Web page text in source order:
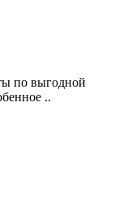
по выгодной
..